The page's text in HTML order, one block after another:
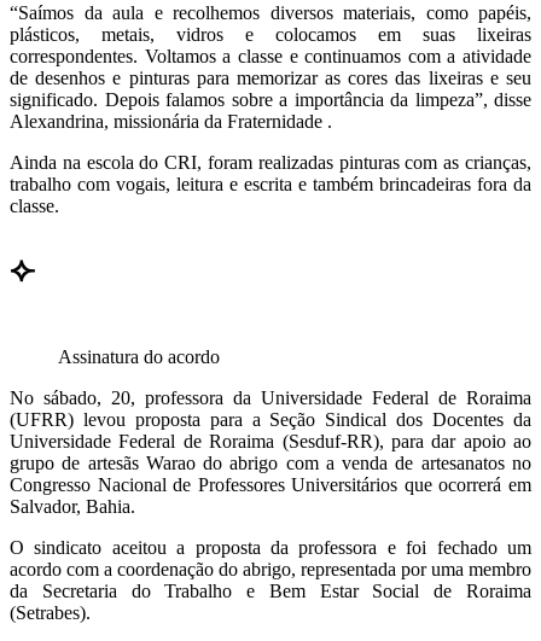
“Saímos da aula e recolhemos diversos materiais, como papéis,
plásticos, metais, vidros e colocamos em suas lixeiras
correspondentes. Voltamos a classe e continuamos com a atividade
de desenhos e pinturas para memorizar as cores das lixeiras e seu
significado. Depois falamos sobre a importância da limpeza”, disse
Alexandrina, missionária da Fraternidade .
Ainda na escola do CRI, foram realizadas pinturas com as crianças,
trabalho com vogais, leitura e escrita e também brincadeiras fora da
classe.
⟣
Assinatura do acordo
No sábado, 20, professora da Universidade Federal de Roraima
(UFRR) levou proposta para a Seção Sindical dos Docentes da
Universidade Federal de Roraima (Sesduf-RR), para dar apoio ao
grupo de artesãs Warao do abrigo com a venda de artesanatos no
Congresso Nacional de Professores Universitários que ocorrerá em
Salvador, Bahia.
O sindicato aceitou a proposta da professora e foi fechado um
acordo com a coordenação do abrigo, representada por uma membro
da Secretaria do Trabalho e Bem Estar Social de Roraima
(Setrabes).